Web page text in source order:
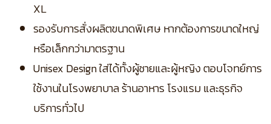
XL
รองรับการสั่งผลิตขนาดพิเศษ หากต้องการขนาดใหญ่
หรือเล็กกว่ามาตรฐาน
Unisex Design ใส่ได้ทั้งผู้ชายและผู้หญิง ตอบโจทย์การ
ใช้งานในโรงพยาบาล ร้านอาหาร โรงแรม และธุรกิจ
บริการทั่วไป